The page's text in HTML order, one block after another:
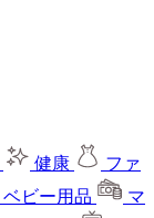
健康
ファ
ベビー用品
マ